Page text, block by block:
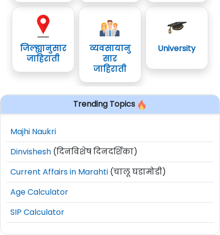
जिल्ह्यानुसार
जाहिराती
व्यवसायानु
सार
जाहिराती
University
Trending Topics
Majhi Naukri
Dinvishesh (दिनविशेष दिनदर्शिका)
Current Affairs in Marahti (चालू घडामोडी)
Age Calculator
SIP Calculator